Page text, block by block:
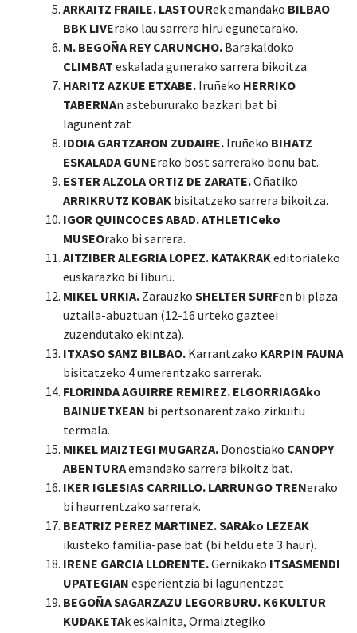
ARKAITZ FRAILE. LASTOURek emandako BILBAO
BBK LIVErako lau sarrera hiru egunetarako.
M. BEGOÑA REY CARUNCHO. Barakaldoko
CLIMBAT eskalada gunerako sarrera bikoitza.
HARITZ AZKUE ETXABE. Iruñeko HERRIKO
TABERNAn astebururako bazkari bat bi
lagunentzat
IDOIA GARTZARON ZUDAIRE. Iruñeko BIHATZ
ESKALADA GUNErako bost sarrerako bonu bat.
ESTER ALZOLA ORTIZ DE ZARATE.Oñatiko
ARRIKRUTZ KOBAK bisitatzeko sarrera bikoitza.
IGOR QUINCOCES ABAD. ATHLETICeko
MUSEOrako bi sarrera.
AITZIBER ALEGRIA LOPEZ. KATAKRAKeditorialeko
euskarazko bi liburu.
MIKEL URKIA. Zarauzko SHELTER SURFen bi plaza
uztaila-abuztuan (12-16 urteko gazteei
zuzendutako ekintza).
ITXASO SANZ BILBAO. Karrantzako KARPIN FAUNA
bisitatzeko 4 umerentzako sarrerak.
FLORINDA AGUIRRE REMIREZ. ELGORRIAGAko
BAINUETXEAN bi pertsonarentzako zirkuitu
termala.
MIKEL MAIZTEGI MUGARZA. Donostiako CANOPY
ABENTURAemandako sarrera bikoitz bat.
IKER IGLESIAS CARRILLO. LARRUNGO TRENerako
bi haurrentzako sarrerak.
BEATRIZ PEREZ MARTINEZ. SARAko LEZEAK
ikusteko familia-pase bat (bi heldu eta 3 haur).
IRENE GARCIA LLORENTE.Gernikako ITSASMENDI
UPATEGIAN esperientzia bi lagunentzat
BEGOÑA SAGARZAZU LEGORBURU. K6 KULTUR
KUDAKETAk eskainita, Ormaiztegiko